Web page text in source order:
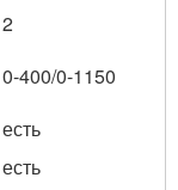
2
0-400/0-1150
есть
есть